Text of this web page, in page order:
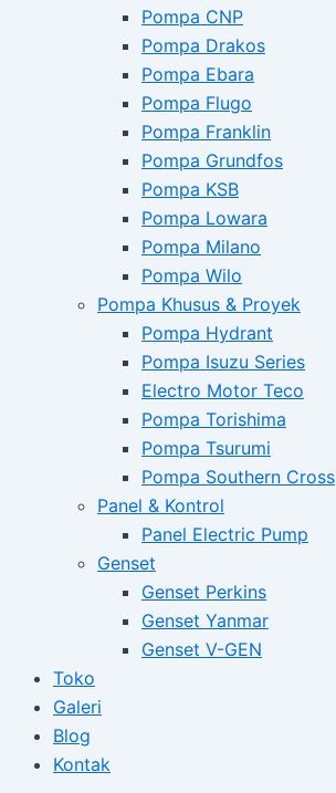
Pompa CNP
Pompa Drakos
Pompa Ebara
Pompa Flugo
Pompa Franklin
Pompa Grundfos
Pompa KSB
Pompa Lowara
Pompa Milano
Pompa Wilo
Pompa Khusus & Proyek
Pompa Hydrant
Pompa Isuzu Series
Electro Motor Teco
Pompa Torishima
Pompa Tsurumi
Pompa Southern Cross
Panel & Kontrol
Panel Electric Pump
Genset
Genset Perkins
Genset Yanmar
Genset V-GEN
Toko
Galeri
Blog
Kontak